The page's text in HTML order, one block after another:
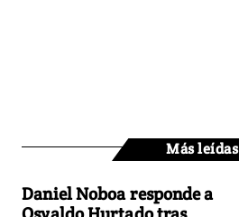
Más leídas
Daniel Noboa responde a